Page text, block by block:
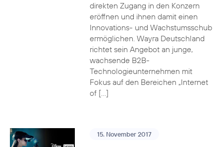
direkten Zugang in den Konzern
eröffnen und ihnen damit einen
Innovations- und Wachstumsschub
ermöglichen. Wayra Deutschland
richtet sein Angebot an junge,
wachsende B2B-
Technologieunternehmen mit
Fokus auf den Bereichen „Internet
of […]
15. November 2017